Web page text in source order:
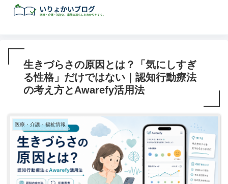
生きづらさの原因とは？「気にしすぎ
る性格」だけではない｜認知行動療法
の考え方とAwarefy活用法
医療・介護・福祉情報